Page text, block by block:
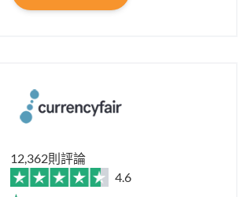
12,362則評論
4.6